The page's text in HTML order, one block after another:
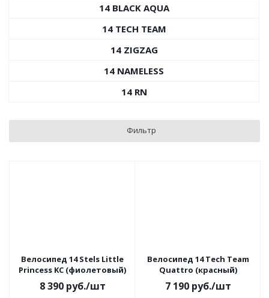
14 BLACK AQUA
14 TECH TEAM
14 ZIGZAG
14 NAMELESS
14 RN
Фильтр
Велосипед 14 Stels Little
Princess KC (фиолетовый)
8 390руб./шт
Велосипед 14 Tech Team
Quattro (красный)
7 190руб./шт